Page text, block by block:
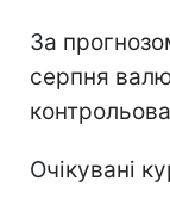
За
серпня
Очікувані